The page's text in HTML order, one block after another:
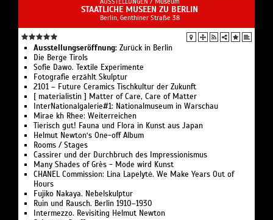
STAATLICHE MUSEEN ZU BERLIN
Berlin, Genthiner Straße 38
Ausstellungseröffnung: Zurück in Berlin
Die Berge Tirols
Sofie Dawo. Textile Experimente
Fotografie erzählt Skulptur
2101 – Future Ceramics Tischkultur der Zukunft
[ materialistin ] Matter of Care, Care of Matter
InterNationalgalerie#1: Nationalmuseum in Warschau
Mirae kh Rhee: Weiterreichen
Tierisch gut! Fauna und Flora in Kunst aus Japan
Helmut Newton‘s One-off Album
Rooms / Stages
Cassirer und der Durchbruch des Impressionismus
Many Shades of Grès - Mode wird Kunst
CHANEL Commission: Lina Lapelytė. We Make Years Out of
Hours
Fujiko Nakaya. Nebelskulptur
Ruin und Rausch. Berlin 1910–1930
Intermezzo. Revisiting Helmut Newton